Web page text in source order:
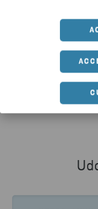
Masz pytania
Economy Award